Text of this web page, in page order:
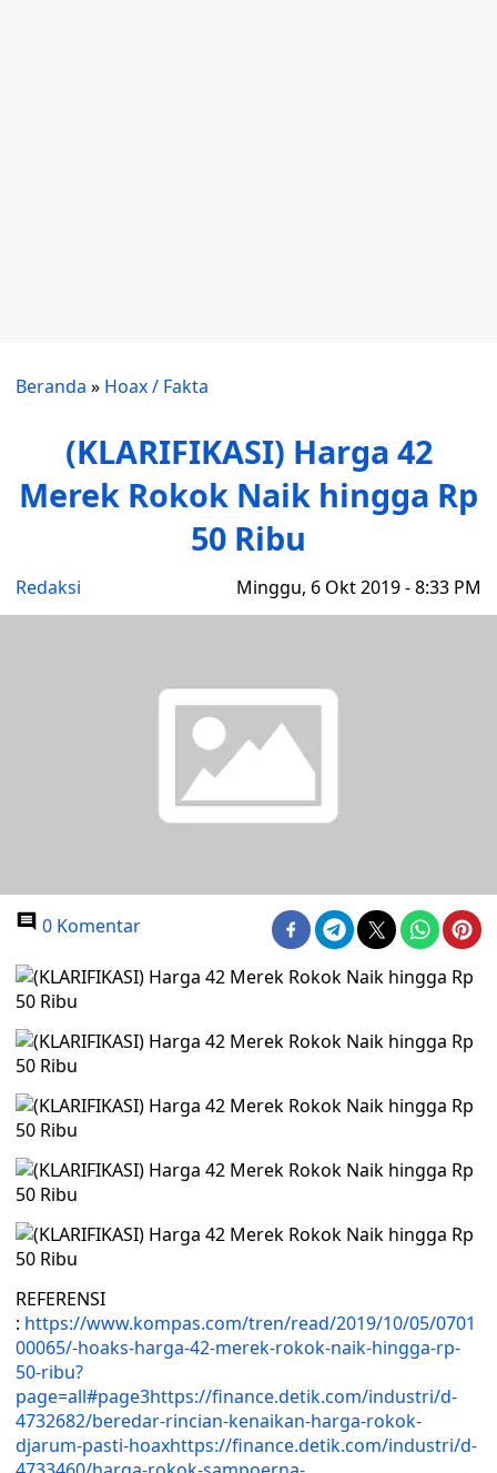
Beranda » Hoax / Fakta
(KLARIFIKASI) Harga 42
Merek Rokok Naik hingga Rp
50 Ribu
Redaksi Minggu, 6 Okt 2019 - 8:33 PM
0 Komentar
REFERENSI
: https://www.kompas.com/tren/read/2019/10/05/0701
00065/-hoaks-harga-42-merek-rokok-naik-hingga-rp-
50-ribu?
page=all#page3https://finance.detik.com/industri/d-
4732682/beredar-rincian-kenaikan-harga-rokok-
djarum-pasti-hoaxhttps://finance.detik.com/industri/d-